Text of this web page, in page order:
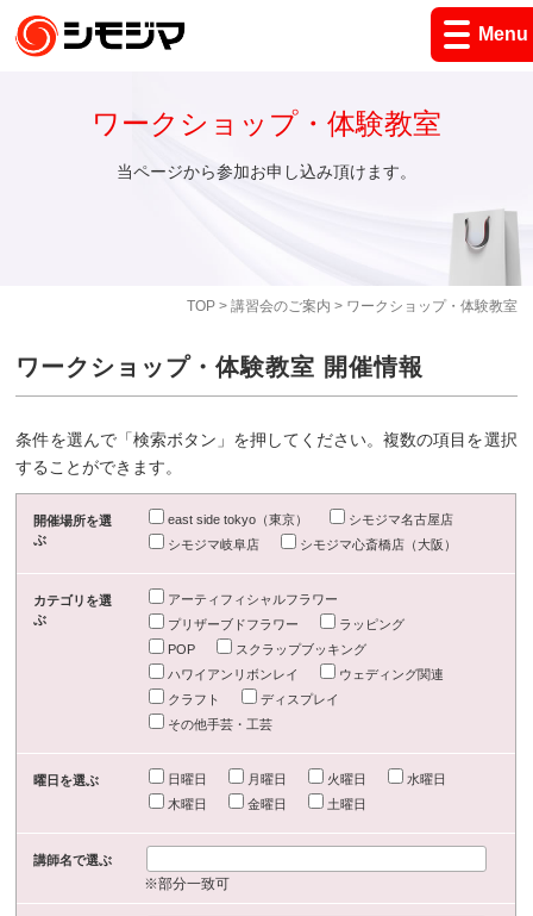
Menu
TOP> 講習会のご案内 > ワークショップ・体験教室
ワークショップ・体験教室
当ページから参加お申し込み頂けます。
ワークショップ・体験教室 開催情報
条件を選んで「検索ボタン」を押してください。複数の項目を選択
することができます。
開催場所を選
ぶ
east side tokyo（東京）
シモジマ名古屋店
シモジマ岐阜店
シモジマ心斎橋店（大阪）
カテゴリを選
ぶ
アーティフィシャルフラワー
プリザーブドフラワー
ラッピング
POP
スクラップブッキング
ハワイアンリボンレイ
ウェディング関連
クラフト
ディスプレイ
その他手芸・工芸
曜日を選ぶ 日曜日 月曜日 火曜日
水曜日
木曜日
金曜日 土曜日
講師名で選ぶ
※部分一致可